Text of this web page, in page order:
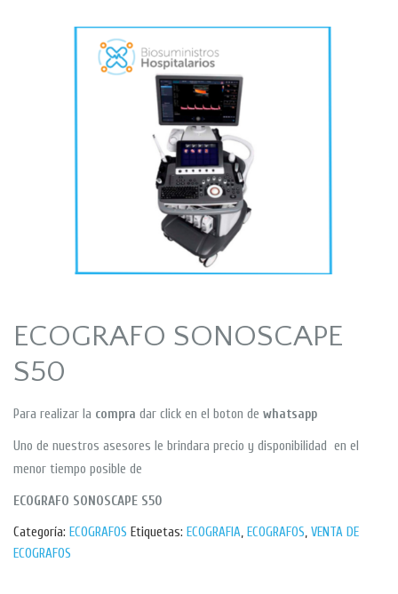
ECOGRAFO SONOSCAPE
S50
Para realizar la compra dar click en el boton de whatsapp
Uno de nuestros asesores le brindara precio y disponibilidad en el
menor tiempo posible de
ECOGRAFO SONOSCAPE S50
Categoría: ECOGRAFOS Etiquetas: ECOGRAFIA, ECOGRAFOS, VENTA DE
ECOGRAFOS